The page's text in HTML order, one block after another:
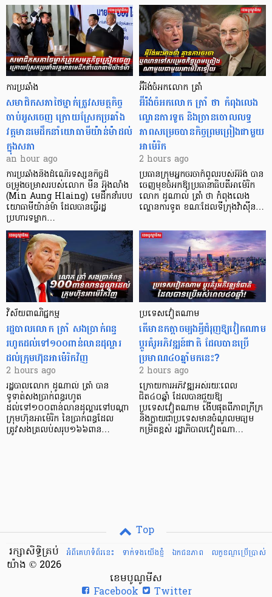
ការប្រឆាំង
សមាជិកសភាថៃម្នាក់ត្រូវសមត្ថកិច្ច
ចាប់អូសចេញ ក្រោយស្រែកប្រឆាំង
វត្តមានមេដឹកនាំយោធាមីយ៉ាន់ម៉ាដល់
ក្នុងសភា
an hour ago
ការប្រឆាំងនឹងដំណើរទស្សនកិច្ចដ៏
ចម្រូងចម្រាសរបស់លោក មីន អ៊ុងលាំង
(Min Aung Hlaing) មេដឹកនាំរបប
យោធាមីយ៉ាន់ម៉ា ដែលបានធ្វើរដ្ឋ
ប្រហារទម្លាក…
អ៊ីរ៉ង់ចំអកលោក ត្រាំ
អ៊ីរ៉ង់ចំអកលោក ត្រាំ ថា កំពុងលេង
ល្ខោនការទូត និងច្រានចោលលទ្ធ
ភាពសម្រេចបានកិច្ចព្រមព្រៀងជាមួយ
អាម៉េរិក
2 hours ago
ប្រធានក្រុមអ្នកចរចាកំពូលរបស់អ៊ីរ៉ង់ បាន
ចេញមុខចំអកឱ្យប្រធានាធិបតីអាម៉េរិក
លោក ដូណាល់ ត្រាំ ថា កំពុងលេង
ល្ខោនការទូត ខណៈដែលទីក្រុងវ៉ាស៊ីន…
វិស័យ​ពាណិជ្ជកម្ម
រដ្ឋបាលលោក ត្រាំ សងប្រាក់ពន្ធ
រហូតដល់ទៅ១០០ពាន់លានដុល្លារ
ដល់ក្រុមហ៊ុនអាម៉េរិកវិញ
2 hours ago
រដ្ឋបាលលោក ដូណាល់ ត្រាំ បាន​
ទូទាត់សងប្រាក់ពន្ធរហូត
ដល់ទៅ១០០ពាន់លានដុល្លារទៅបណ្ដា
ក្រុមហ៊ុនអាម៉េរិក នៃប្រាក់ពន្ធដែល
ត្រូវសងត្រលប់សរុប១៦៦ពាន…
ប្រទេសវៀតណាម
តើមានកត្តាចម្បងអ្វីជំរុញឱ្យវៀតណាម
ប្តូរគំរូអភិវឌ្ឍន៍ជាតិ ដែលបានប្រើ
ប្រមាណ៤០ឆ្នាំមកនេះ?
2 hours ago
ក្រោយការអភិវឌ្ឍអស់រយៈពេល
ជិត៤០ឆ្នាំ ដែលបានជួយឱ្យ​
ប្រទេសវៀតណាម ងើប​ផុតពីភាពក្រីក្រ
និងក្លាយជាប្រទេសមានចំណូលមធ្យម
កម្រិតខ្ពស់ រដ្ឋាភិបាលវៀតណា…
Top
អំពីគេហទំព័រនេះ
ទាក់ទងយើងខ្ញំ ឯកជនភាព លក្ខខណ្ឌ​ប្រើ​ប្រាស់
រក្សាសិទ្ធិគ្រប់
យ៉ាង © 2026
ខេមបូណូមីស
Facebook
Twitter